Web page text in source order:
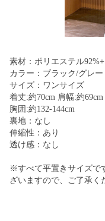
素材：ポリエステル
カラー：ブラック/グレー
サイズ：ワンサイズ
着丈:約70cm 肩幅:約
胸囲:約132-144cm
裏地：なし
伸縮性：あり
透け感：なし
※すべて平置きサイズで
ざいますので、ご了承く